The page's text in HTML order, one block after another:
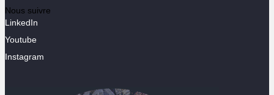
Nous suivre
LinkedIn
Youtube
Instagram